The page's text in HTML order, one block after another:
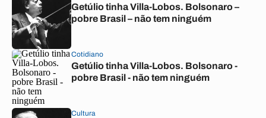
Getúlio tinha Villa-Lobos. Bolsonaro –
pobre Brasil – não tem ninguém
Cotidiano
Getúlio tinha Villa-Lobos. Bolsonaro -
pobre Brasil - não tem ninguém
Cultura